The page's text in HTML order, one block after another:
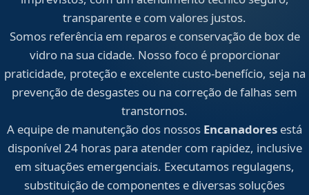
transparente e com valores justos.
Somos referência em reparos e conservação de box de
vidro na sua cidade. Nosso foco é proporcionar
praticidade, proteção e excelente custo-benefício, seja na
prevenção de desgastes ou na correção de falhas sem
transtornos.
A equipe de manutenção dos nossos Encanadores está
disponível 24 horas para atender com rapidez, inclusive
em situações emergenciais. Executamos regulagens,
substituição de componentes e diversas soluções